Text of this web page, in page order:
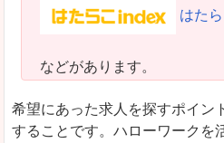
はた
などがあります。
希望にあった求人を探すポイン
することです。ハローワークを